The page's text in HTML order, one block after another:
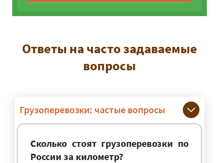
Ответы на часто задаваемые
вопросы
Грузоперевозки: частые вопросы
Сколько стоят грузоперевозки по
России за километр?